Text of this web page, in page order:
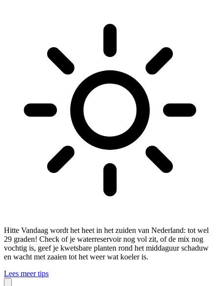
Hitte Vandaag wordt het heet in het zuiden van Nederland: tot wel
29 graden! Check of je waterreservoir nog vol zit, of de mix nog
vochtig is, geef je kwetsbare planten rond het middaguur schaduw
en wacht met zaaien tot het weer wat koeler is.
Lees meer tips